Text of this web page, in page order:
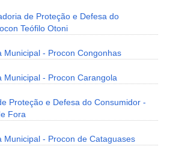
de Proteção e Defesa do
Teófilo Otoni
Municipal - Procon Congonhas
Municipal - Procon Carangola
Proteção e Defesa do Consumidor -
Fora
Municipal - Procon de Cataguases